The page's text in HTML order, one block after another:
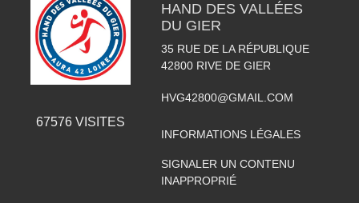
67576VISITES
HAND DES VALLÉES
DU GIER
35 RUE DE LA RÉPUBLIQUE
42800 RIVE DE GIER
HVG42800@GMAIL.COM
INFORMATIONS LÉGALES
SIGNALER UN CONTENU
INAPPROPRIÉ